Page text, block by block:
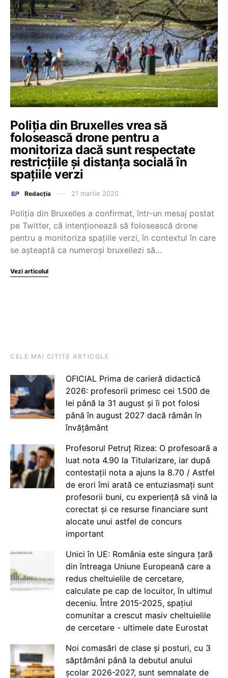
Poliția din Bruxelles vrea să
folosească drone pentru a
monitoriza dacă sunt respectate
restricțiile și distanța socială în
spațiile verzi
Redacția 21 martie 2020
Poliția din Bruxelles a confirmat, într-un mesaj postat
pe Twitter, că intenționează să folosească drone
pentru a monitoriza spațiile verzi, în contextul în care
se așteaptă ca numeroși bruxellezi să…
Vezi articolul
CELE MAI CITITE ARTICOLE
OFICIAL Prima de carieră didactică
2026: profesorii primesc cei 1.500 de
lei până la 31 august și îi pot folosi
până în august 2027 dacă rămân în
învățământ
Profesorul Petruț Rizea: O profesoară a
luat nota 4.90 la Titularizare, iar după
contestații nota a ajuns la 8.70 / Astfel
de erori îmi arată ce entuziasmați sunt
profesorii buni, cu experiență să vină la
corectat și ce resurse financiare sunt
alocate unui astfel de concurs
important
Unici în UE: România este singura țară
din întreaga Uniune Europeană care a
redus cheltuielile de cercetare,
calculate pe cap de locuitor, în ultimul
deceniu. Între 2015-2025, spațiul
comunitar a crescut masiv cheltuielile
de cercetare - ultimele date Eurostat
Noi comasări de clase și posturi, cu 3
săptămâni până la debutul anului
școlar 2026-2027, sunt semnalate de